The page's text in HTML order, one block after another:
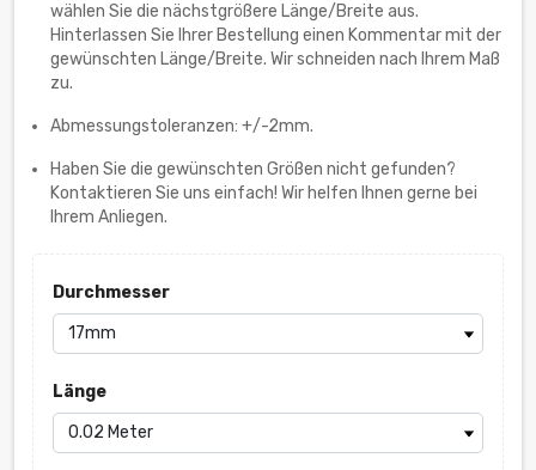
wählen Sie die nächstgrößere Länge/Breite aus.
Hinterlassen Sie Ihrer Bestellung einen Kommentar mit der
gewünschten Länge/Breite. Wir schneiden nach Ihrem Maß
zu.
Abmessungstoleranzen: +/-2mm.
Haben Sie die gewünschten Größen nicht gefunden?
Kontaktieren Sie uns einfach! Wir helfen Ihnen gerne bei
Ihrem Anliegen.
Durchmesser
Länge